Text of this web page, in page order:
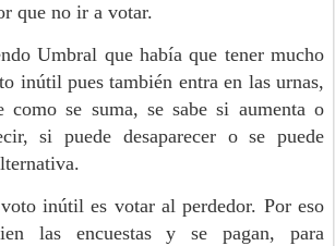
que no ir a votar.
Umbral que había que tener mucho
inútil pues también entra en las urnas,
como se suma, se sabe si aumenta o
si puede desaparecer o se puede
inútil es votar al perdedor. Por eso
las encuestas y se pagan, para